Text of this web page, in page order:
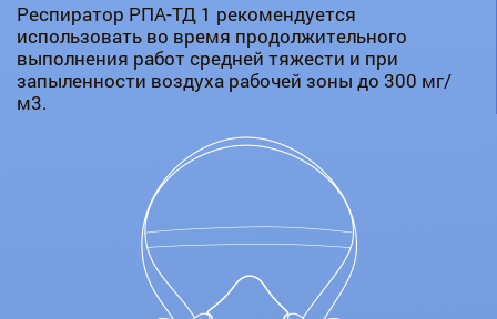
Респиратор РПА-ТД 1 рекомендуется
использовать во время продолжительного
выполнения работ средней тяжести и при
запыленности воздуха рабочей зоны до 300 мг/
м3.